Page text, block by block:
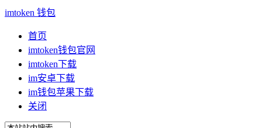
imtoken 钱包
首页
imtoken钱包官网
imtoken下载
im安卓下载
im钱包苹果下载
关闭